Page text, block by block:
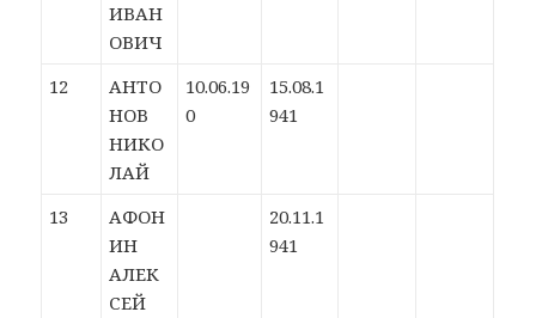
ИВАН
ОВИЧ
12
АНТО
НОВ
НИКО
ЛАЙ
10.06.19
0
15.08.1
941
13
АФОН
ИН
АЛЕК
СЕЙ
20.11.1
941